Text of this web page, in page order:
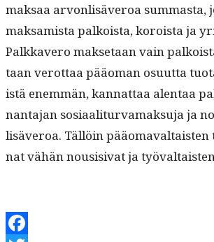
mak­saa arvon­lisäveroa sum­mas­ta,
mak­samista palkoista, koroista ja
Palkkavero mak­se­taan vain
taan verot­taa pääo­man osu­ut­ta
istä enem­män, kan­nat­taa alen­taa
nan­ta­jan sosi­aal­i­tur­va­mak­su­ja ja
lisäveroa. Täl­löin
nat vähän nousi­si­vat ja